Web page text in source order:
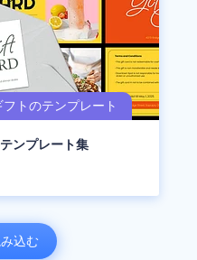
ンプレート集
込む